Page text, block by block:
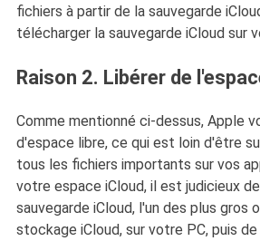
fichiers à partir de la sauvegarde
télécharger la sauvegarde iCloud sur
Raison 2. Libérer de
Comme mentionné ci-dessus, Apple
d'espace libre, ce qui est loin d'être
tous les fichiers importants sur vos
votre espace iCloud, il est judicieux
sauvegarde iCloud, l'un des plus gros
stockage iCloud, sur votre PC, puis